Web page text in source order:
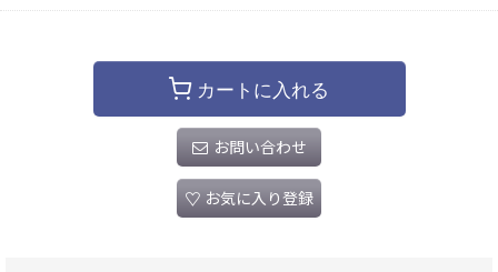
カートに入れる
お問い合わせ
お気に入り登録